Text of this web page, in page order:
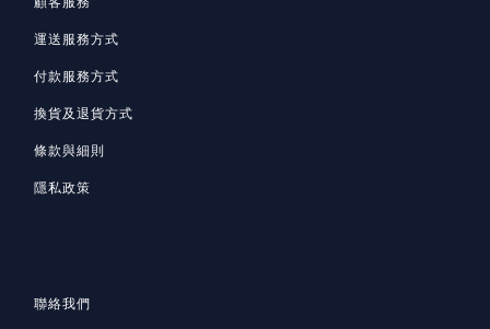
運送服務方式
付款服務方式
換貨及退貨方式
條款與細則
隱私政策
聯絡我們